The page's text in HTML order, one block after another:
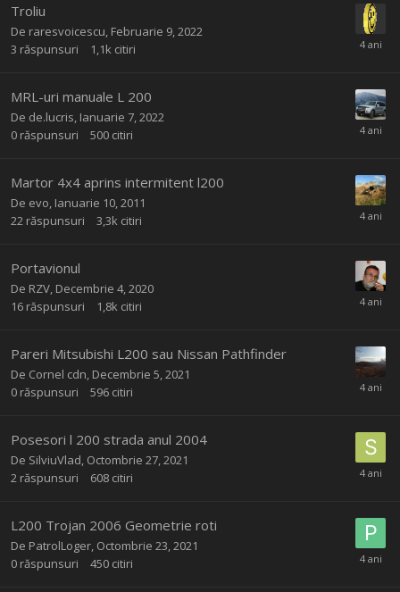
Troliu
De raresvoicescu Februarie 9, 2022
3 răspunsuri 1,1k citiri
MRL-uri manuale L 200
De de.lucris Ianuarie 7, 2022
0 răspunsuri 500 citiri
Martor 4x4 aprins intermitent l200
De evo Ianuarie 10, 2011
22 răspunsuri 3,3k citiri
Portavionul
De RZV Decembrie 4, 2020
16 răspunsuri 1,8k citiri
Pareri Mitsubishi L200 sau Nissan Pathfinder
De Cornel cdn Decembrie 5, 2021
0 răspunsuri 596 citiri
Posesori l 200 strada anul 2004
De SilviuVlad Octombrie 27, 2021
2 răspunsuri 608 citiri
L200 Trojan 2006 Geometrie roti
De PatrolLoger Octombrie 23, 2021
0 răspunsuri 450 citiri